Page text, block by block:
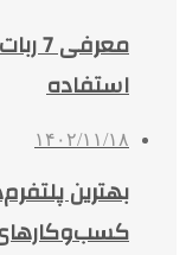
استفاده
۱۴۰۲/۱۱/۱۸
بهترین
کسب‌وکارهای